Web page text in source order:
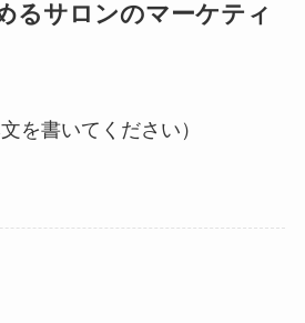
るサロンのマーケティ
を書いてください）